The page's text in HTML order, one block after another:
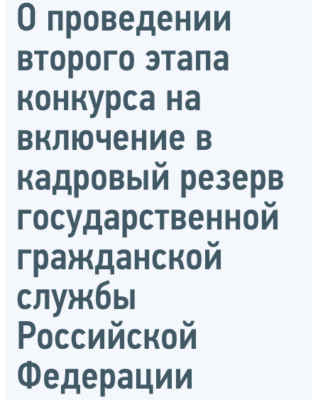
О проведении
второго этапа
конкурса на
включение в
кадровый резерв
государственной
гражданской
службы
Российской
Федерации